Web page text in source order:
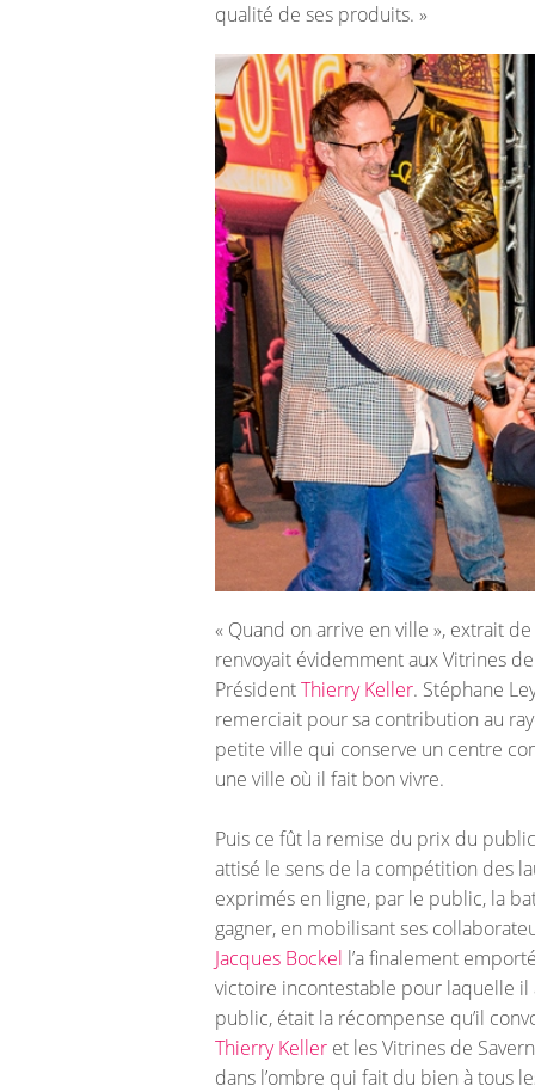
qualité de ses produits. »
« Quand on arrive en ville », extrait
renvoyait évidemment aux Vitrines
PrésidentThierry Keller. Stéphane
remerciait pour sa contribution au
petite ville qui conserve un centre
une ville où il fait bon vivre.
Puis ce fût la remise du prix du
attisé le sens de la compétition des
exprimés en ligne, par le public, la
gagner, en mobilisant ses
Jacques Bockel l’a finalement
victoire incontestable pour laquelle il
public, était la récompense qu’il
Thierry Keller et les Vitrines de
dans l’ombre qui fait du bien à tous